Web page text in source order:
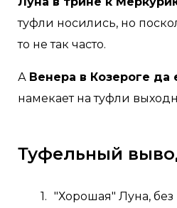
туфли носились, но
то не так часто.
А Венера в Козероге
намекает на туфли
Туфельный
"Хорошая" Луна,